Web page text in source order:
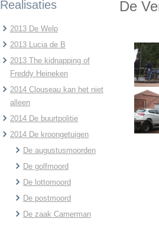
Realisaties
2013 De Welp
2013 Lucia de B
2013 The kidnapping of
Freddy Heineken
2014 Clouseau kan het niet
alleen
2014 De buurtpolitie
2014 De kroongetuigen
De augustusmoorden
De golfmoord
De lottomoord
De postmoord
De zaak Camerman
De